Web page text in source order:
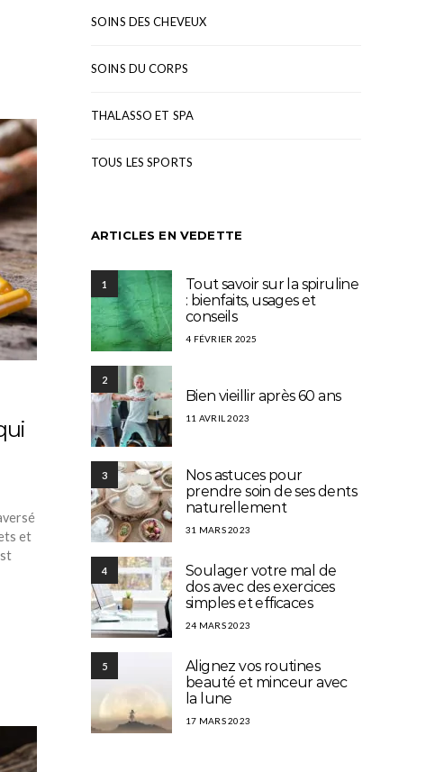
et
SOINS DES CHEVEUX
SOINS DU CORPS
THALASSO ET SPA
TOUS LES SPORTS
ARTICLES EN VEDETTE
1
Tout savoir sur la spiruline
: bienfaits, usages et
conseils
4 FÉVRIER 2025
2
Bien vieillir après 60 ans
11 AVRIL 2023
3
Nos astuces pour
prendre soin de ses dents
naturellement
31 MARS 2023
4
Soulager votre mal de
dos avec des exercices
simples et efficaces
24 MARS 2023
5
Alignez vos routines
beauté et minceur avec
la lune
17 MARS 2023